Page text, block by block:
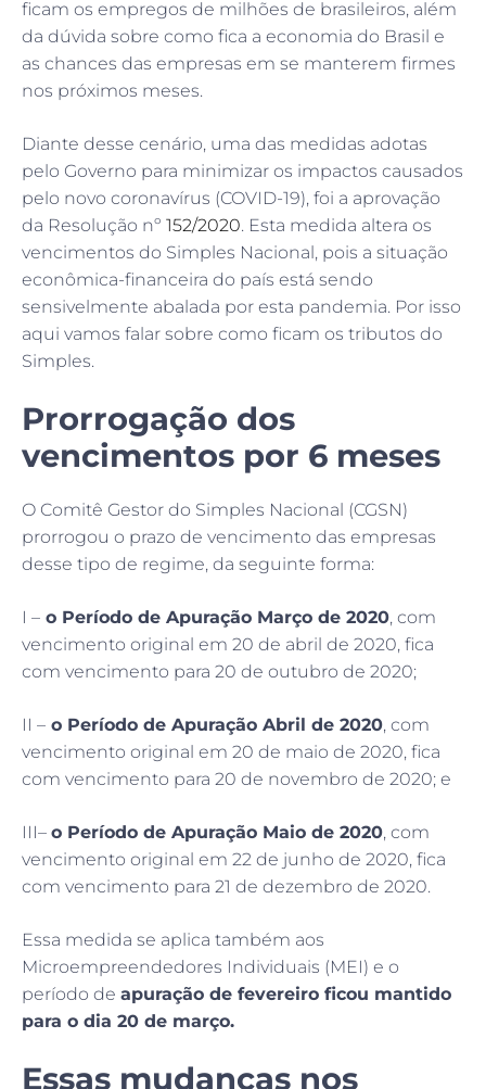
ficam os empregos de milhões de brasileiros, além
da dúvida sobre como fica a economia do Brasil e
as chances das empresas em se manterem firmes
nos próximos meses.
Diante desse cenário, uma das medidas adotas
pelo Governo para minimizar os impactos causados
pelo novo coronavírus (COVID-19), foi a aprovação
da Resolução nº 152/2020. Esta medida altera os
vencimentos do Simples Nacional, pois a situação
econômica-financeira do país está sendo
sensivelmente abalada por esta pandemia. Por isso
aqui vamos falar sobre como ficam os tributos do
Simples.
Prorrogação dos
vencimentos por 6 meses
O Comitê Gestor do Simples Nacional (CGSN)
prorrogou o prazo de vencimento das empresas
desse tipo de regime, da seguinte forma:
I – o Período de Apuração Março de 2020, com
vencimento original em 20 de abril de 2020, fica
com vencimento para 20 de outubro de 2020;
II – o Período de Apuração Abril de 2020, com
vencimento original em 20 de maio de 2020, fica
com vencimento para 20 de novembro de 2020; e
III– o Período de Apuração Maio de 2020, com
vencimento original em 22 de junho de 2020, fica
com vencimento para 21 de dezembro de 2020.
Essa medida se aplica também aos
Microempreendedores Individuais (MEI) e o
período de apuração de fevereiro ficou mantido
para o dia 20 de março.
Essas mudanças nos